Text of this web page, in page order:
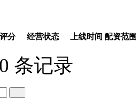
分 经营状态 上线时间 配资范
条记录